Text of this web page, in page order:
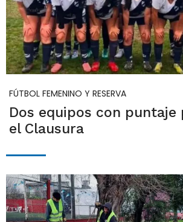
FÚTBOL FEMENINO Y RESERVA
Dos equipos con
el Clausura